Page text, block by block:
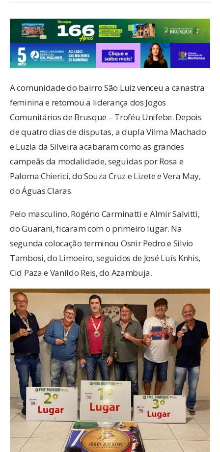
A comunidade do bairro São Luiz venceu a canastra
feminina e retomou a liderança dos Jogos
Comunitários de Brusque – Troféu Unifebe. Depois
de quatro dias de disputas, a dupla Vilma Machado
e Luzia da Silveira acabaram como as grandes
campeãs da modalidade, seguidas por Rosa e
Paloma Chierici, do Souza Cruz e Lizete e Vera May,
do Águas Claras.
Pelo masculino, Rogério Carminatti e Almir Salvitti,
do Guarani, ficaram com o primeiro lugar. Na
segunda colocação terminou Osnir Pedro e Silvio
Tambosi, do Limoeiro, seguidos de José Luís Knhis,
Cid Paza e Vanildo Reis, do Azambuja.